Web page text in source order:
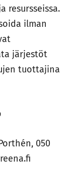
resursseissa.
ilman
järjestöt
tuottajina
050